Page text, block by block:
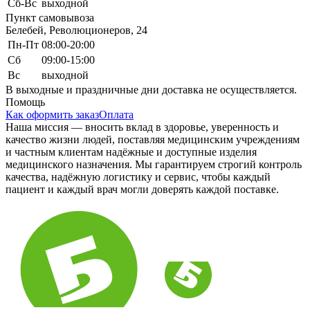
Сб-Вс выходной
Пункт самовывоза
Белебей, Революционеров, 24
Пн-Пт 08:00-20:00
Сб
09:00-15:00
Вс
выходной
В выходные и праздничные дни доставка не осуществляется.
Помощь
Как оформить заказОплата
Наша миссия — вносить вклад в здоровье, уверенность и
качество жизни людей, поставляя медицинским учреждениям
и частным клиентам надёжные и доступные изделия
медицинского назначения. Мы гарантируем строгий контроль
качества, надёжную логистику и сервис, чтобы каждый
пациент и каждый врач могли доверять каждой поставке.